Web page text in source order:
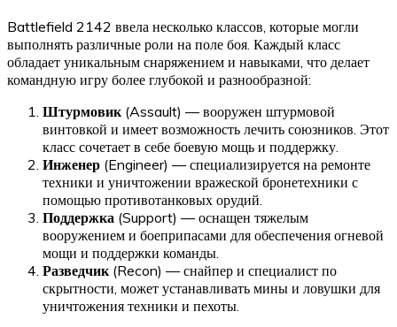
Battlefield 2142 ввела несколько классов, которые могли
выполнять различные роли на поле боя. Каждый класс
обладает уникальным снаряжением и навыками, что делает
командную игру более глубокой и разнообразной:
Штурмовик (Assault) — вооружен штурмовой
винтовкой и имеет возможность лечить союзников. Этот
класс сочетает в себе боевую мощь и поддержку.
Инженер (Engineer) — специализируется на ремонте
техники и уничтожении вражеской бронетехники с
помощью противотанковых орудий.
Поддержка (Support) — оснащен тяжелым
вооружением и боеприпасами для обеспечения огневой
мощи и поддержки команды.
Разведчик (Recon) — снайпер и специалист по
скрытности, может устанавливать мины и ловушки для
уничтожения техники и пехоты.